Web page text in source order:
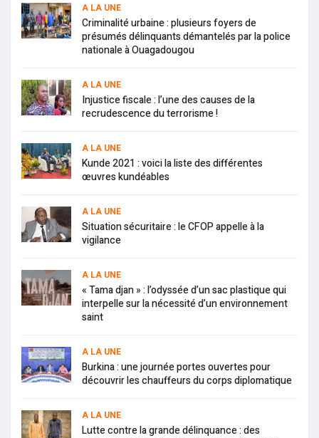
A LA UNE
Criminalité urbaine : plusieurs foyers de
présumés délinquants démantelés par la police
nationale à Ouagadougou
A LA UNE
Injustice fiscale : l’une des causes de la
recrudescence du terrorisme !
A LA UNE
Kunde 2021 : voici la liste des différentes
œuvres kundéables
A LA UNE
Situation sécuritaire : le CFOP appelle à la
vigilance
A LA UNE
« Tama djan » : l’odyssée d’un sac plastique qui
interpelle sur la nécessité d’un environnement
saint
A LA UNE
Burkina : une journée portes ouvertes pour
découvrir les chauffeurs du corps diplomatique
A LA UNE
Lutte contre la grande délinquance : des